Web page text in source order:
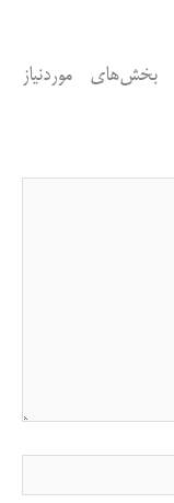
بخش‌های موردنیاز